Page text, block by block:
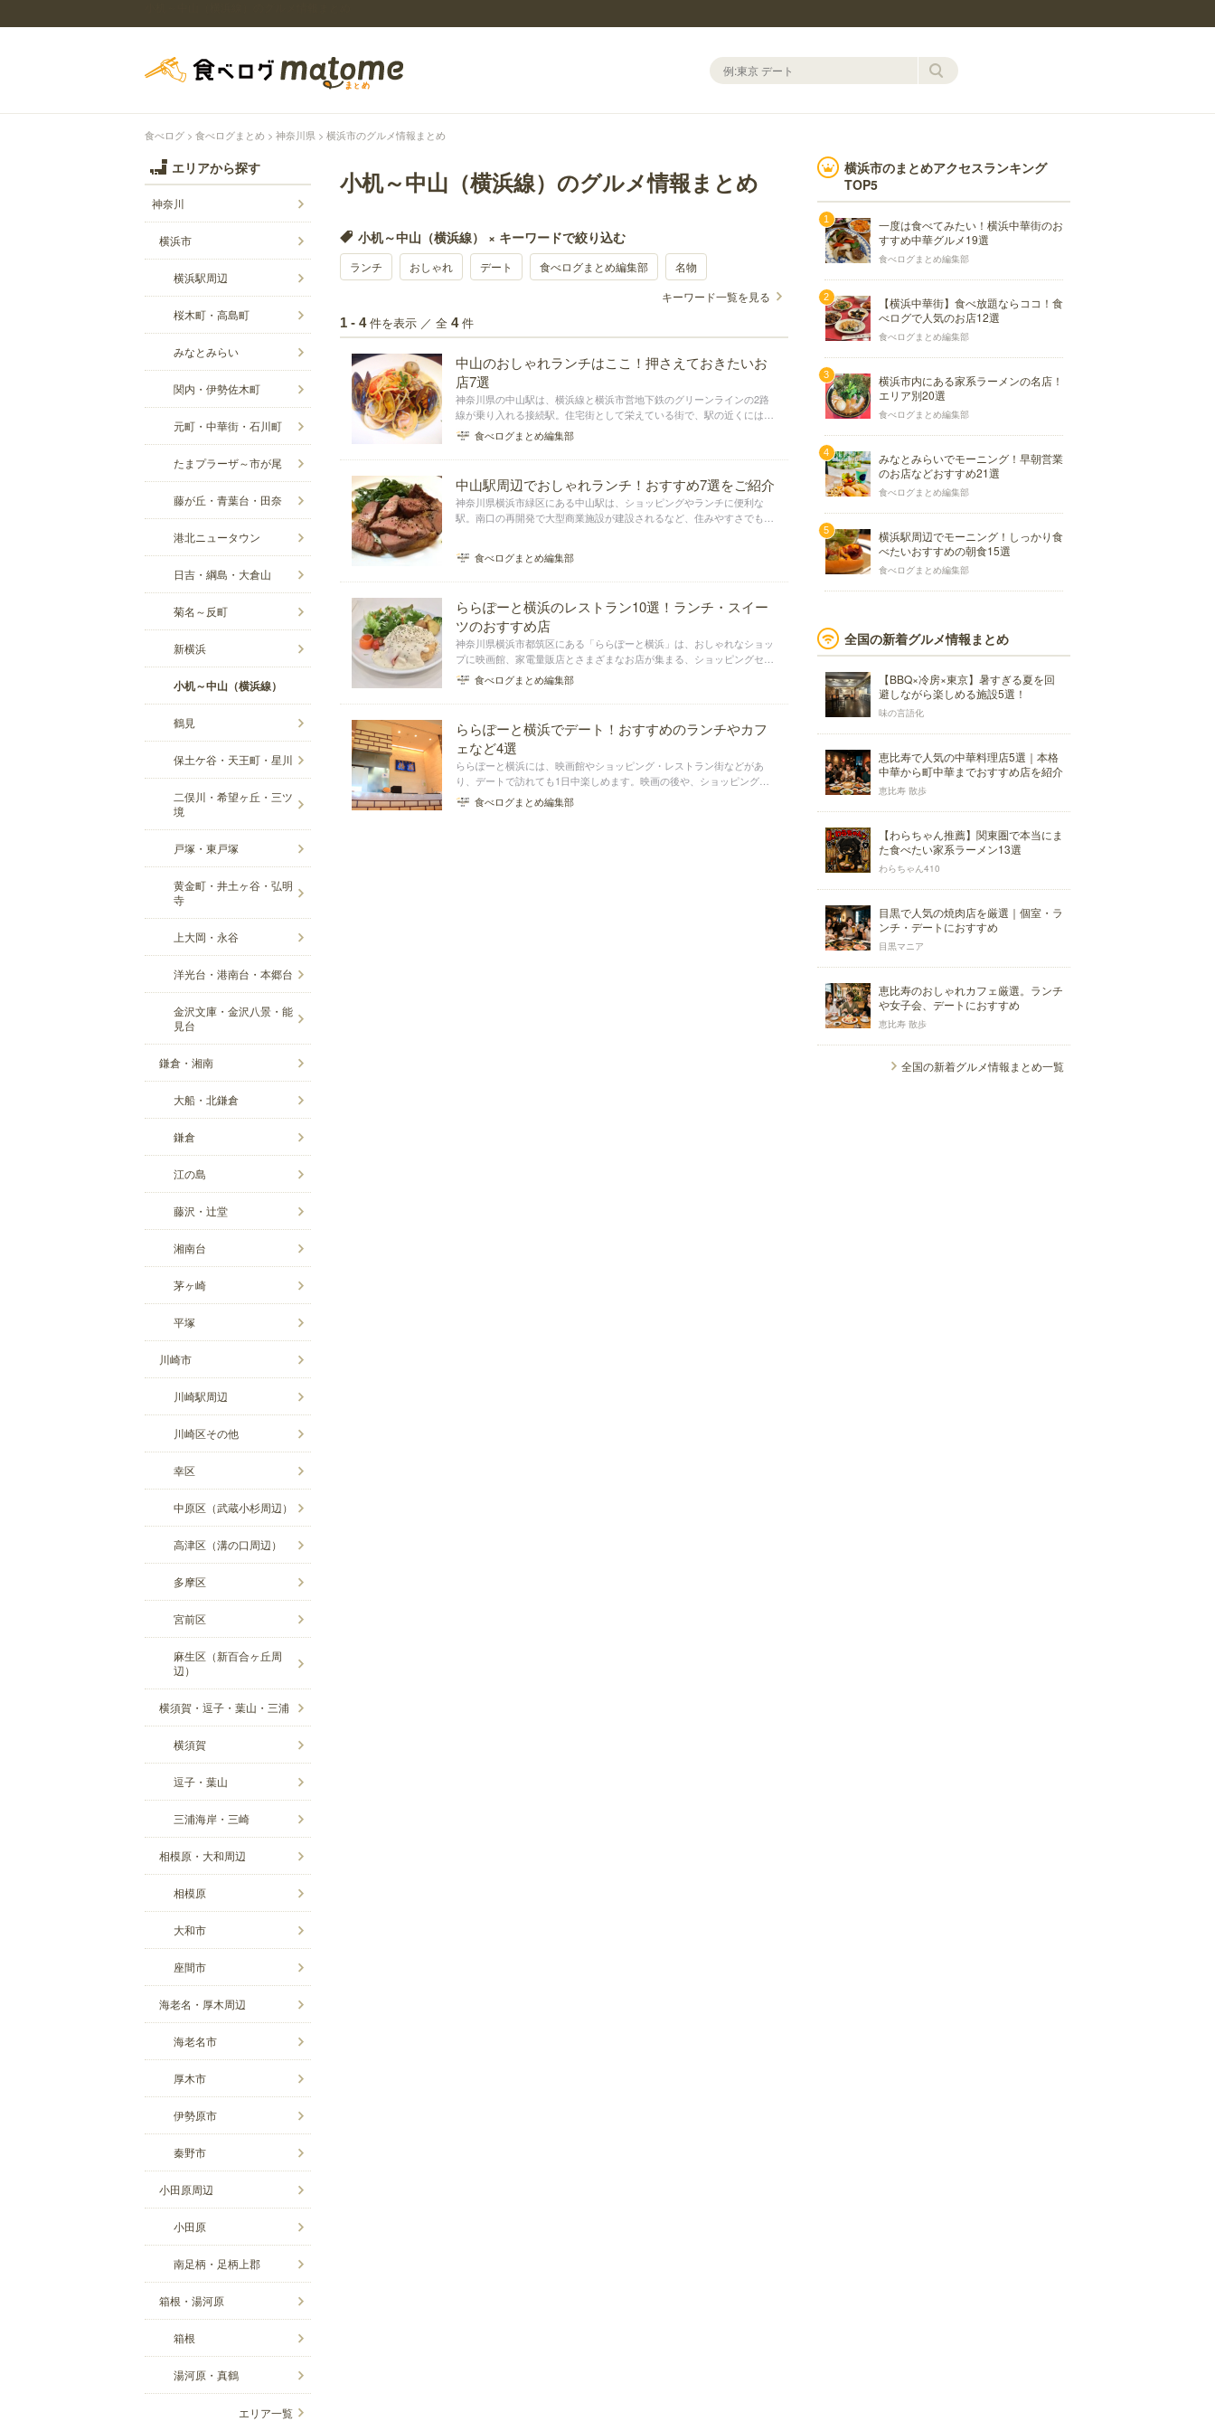
食べログ 食べログまとめ 神奈川県 横浜市のグルメ情報まとめ
エリアから探す
神奈川
横浜市
横浜駅周辺
桜木町・高島町
みなとみらい
関内・伊勢佐木町
元町・中華街・石川町
たまプラーザ～市が尾
藤が丘・青葉台・田奈
港北ニュータウン
日吉・綱島・大倉山
菊名～反町
新横浜
小机～中山（横浜線）
鶴見
保土ケ谷・天王町・星川
二俣川・希望ヶ丘・三ツ
境
戸塚・東戸塚
黄金町・井土ヶ谷・弘明
寺
上大岡・永谷
洋光台・港南台・本郷台
金沢文庫・金沢八景・能
見台
鎌倉・湘南
大船・北鎌倉
鎌倉
江の島
藤沢・辻堂
湘南台
茅ヶ崎
平塚
川崎市
川崎駅周辺
川崎区その他
幸区
中原区（武蔵小杉周辺）
高津区（溝の口周辺）
多摩区
宮前区
麻生区（新百合ヶ丘周
辺）
横須賀・逗子・葉山・三浦
横須賀
逗子・葉山
三浦海岸・三崎
相模原・大和周辺
相模原
大和市
座間市
海老名・厚木周辺
海老名市
厚木市
伊勢原市
秦野市
小田原周辺
小田原
南足柄・足柄上郡
箱根・湯河原
箱根
湯河原・真鶴
エリア一覧
小机～中山（横浜線）のグルメ情報まとめ
小机～中山（横浜線） × キーワードで絞り込む
ランチ おしゃれ デート 食べログまとめ編集部
名物
キーワード一覧を見る
1 - 4件を表示 ／ 全 4件
中山のおしゃれランチはここ！押さえておきたいお
店7選
神奈川県の中山駅は、横浜線と横浜市営地下鉄のグリーンラインの2路
線が乗り入れる接続駅。住宅街として栄えている街で、駅の近くには美
味しい飲食店も多く立ち並んでいます。今回は、中山駅のほど近くにあ
る、おしゃれなランチがおすすめのお店に焦点を当ててまとめました。
食べログまとめ編集部
中山駅周辺でおしゃれランチ！おすすめ7選をご紹介
神奈川県横浜市緑区にある中山駅は、ショッピングやランチに便利な
駅。南口の再開発で大型商業施設が建設されるなど、住みやすさでも注
ど、おすすめ店をご紹介...
食べログまとめ編集部
ららぽーと横浜のレストラン10選！ランチ・スイー
ツのおすすめ店
神奈川県横浜市都筑区にある「ららぽーと横浜」は、おしゃれなショッ
プに映画館、家電量販店とさまざまなお店が集まる、ショッピングセン
ター。買い物途中に一休みできるレストランも、たくさん揃っていま
す。今回の記事では、美味しいランチや可愛いスイーツが食べられるレ
ストランをまとめました。
食べログまとめ編集部
ららぽーと横浜でデート！おすすめのランチやカフ
ェなど4選
ららぽーと横浜には、映画館やショッピング・レストラン街などがあ
り、デートで訪れても1日中楽しめます。映画の後や、ショッピングの
合間でランチできるお店も豊富です。今回は、ららぽーと横浜のデート
で利用できる、ランチやティータイムにおすすめのお店をまとめまし
食べログまとめ編集部
横浜市のまとめアクセスランキング
TOP5
一度は食べてみたい！横浜中華街のお
すすめ中華グルメ19選
食べログまとめ編集部
【横浜中華街】食べ放題ならココ！食
べログで人気のお店12選
食べログまとめ編集部
横浜市内にある家系ラーメンの名店！
エリア別20選
食べログまとめ編集部
みなとみらいでモーニング！早朝営業
のお店などおすすめ21選
食べログまとめ編集部
横浜駅周辺でモーニング！しっかり食
べたいおすすめの朝食15選
食べログまとめ編集部
全国の新着グルメ情報まとめ
【BBQ×冷房×東京】暑すぎる夏を回
避しながら楽しめる施設5選！
味の言語化
恵比寿で人気の中華料理店5選｜本格
中華から町中華までおすすめ店を紹介
恵比寿 散歩
【わらちゃん推薦】関東圏で本当にま
た食べたい家系ラーメン13選
わらちゃん410
目黒で人気の焼肉店を厳選｜個室・ラ
ンチ・デートにおすすめ
目黒マニア
恵比寿のおしゃれカフェ厳選。ランチ
や女子会、デートにおすすめ
恵比寿 散歩
全国の新着グルメ情報まとめ一覧